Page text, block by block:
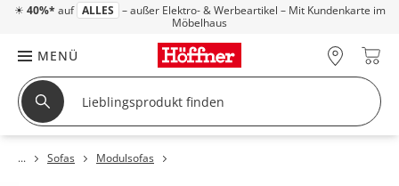
☀ 40%* auf ALLES – außer Elektro- & Werbeartikel – Mit Kundenkarte im
Möbelhaus
MENÜ
Sofas Modulsofas